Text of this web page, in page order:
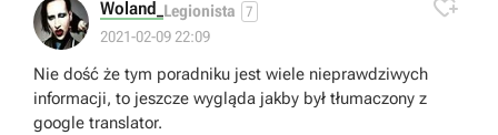
Woland_ Legionista 7
2021-02-09 22:09

Nie dość że tym poradniku jest wiele nieprawdziwych
informacji, to jeszcze wygląda jakby był tłumaczony z
google translator.